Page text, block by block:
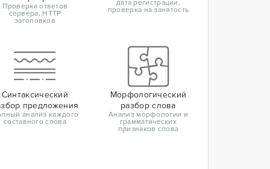
Проверка ответов
сервера, HTTP
заголовков
дата регистрации,
проверка на занятость
Синтаксический
предложения
анализ каждого
составного слова
Морфологический
разбор слова
Анализ морфологии и
грамматических
признаков слова